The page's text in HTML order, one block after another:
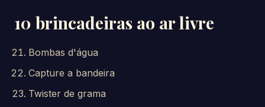
10 brincadeiras ao ar livre
Bombas d'água
Capture a bandeira
Twister de grama